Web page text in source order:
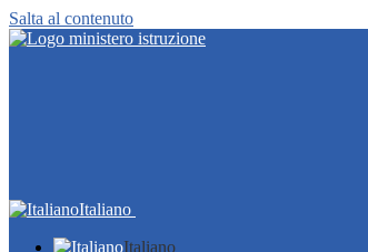
Salta al contenuto
Italiano
Italiano